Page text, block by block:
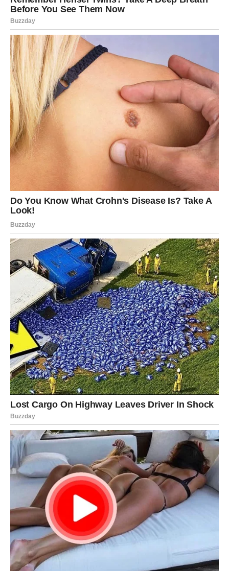
jedna supena kašika nezaslađenog kakaa u prahu, jedna
supena kašika kukuruznog škroba, 250 mililitara mleka, 60
grama crne čokolade i jedna kafena kašičica putera.
Zavoj:
Šezdeset grama tamne čokolade